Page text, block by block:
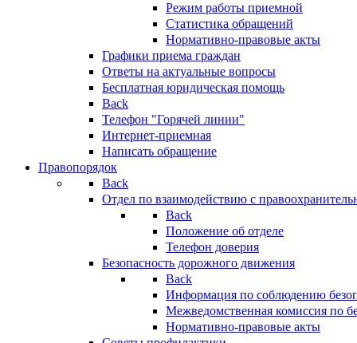
Режим работы приемной
Статистика обращений
Нормативно-правовые акты
Графики приема граждан
Ответы на актуальные вопросы
Бесплатная юридическая помощь
Back
Телефон "Горячей линии"
Интернет-приемная
Написать обращение
Правопорядок
Back
Отдел по взаимодействию с
Back
Положение об отделе
Телефон доверия
Безопасность дорожного движения
Back
Информация по соблюдению
Межведомственная комиссия по
Нормативно-правовые акты